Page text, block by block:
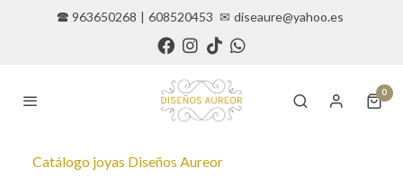
🕿 963650268 | 608520453 ✉ diseaure@yahoo.es
0
Catálogo joyas Diseños Aureor